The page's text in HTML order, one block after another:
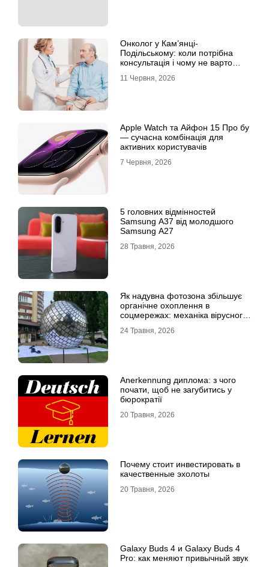
Онколог у Кам’янці-
Подільському: коли потрібна
консультація і чому не варто
11 Червня, 2026
Apple Watch та Айфон 15 Про бу
— сучасна комбінація для
активних користувачів
7 Червня, 2026
5 головних відмінностей
Samsung A37 від молодшого
Samsung A27
28 Травня, 2026
Як надувна фотозона збільшує
органічне охоплення в
соцмережах: механіка вірусного
24 Травня, 2026
Anerkennung диплома: з чого
почати, щоб не загубитись у
бюрократії
20 Травня, 2026
Почему стоит инвестировать в
качественные эхолоты
20 Травня, 2026
Galaxy Buds 4 и Galaxy Buds 4
Pro: как меняют привычный звук